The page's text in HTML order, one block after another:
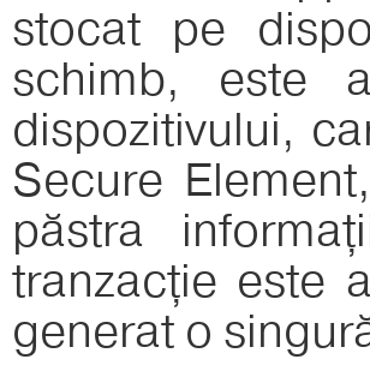
stocat pe
schimb, este
dispozitivului,
Secure
păstra
tranzacție este
generat o